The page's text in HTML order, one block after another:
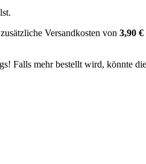
Versandkosten von 3,90
Falls mehr bestellt wird, könnte